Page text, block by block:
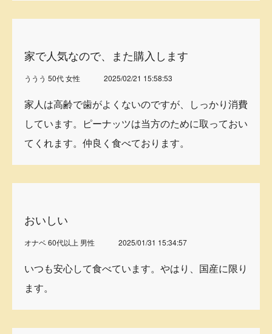
家で人気なので、また購入します
ううう 50代 女性 2025/02/21 15:58:53
家人は高齢で歯がよくないのですが、しっかり消費
しています。ピーナッツは当方のために取っておい
てくれます。仲良く食べております。
おいしい
オナベ 60代以上 男性 2025/01/31 15:34:57
いつも安心して食べています。やはり、国産に限り
ます。